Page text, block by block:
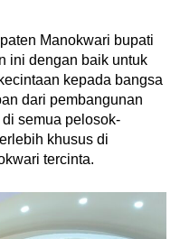
Manokwari bupati
ini dengan baik untuk
kepada bangsa
dari pembangunan
semua pelosok-
khusus di
tercinta.